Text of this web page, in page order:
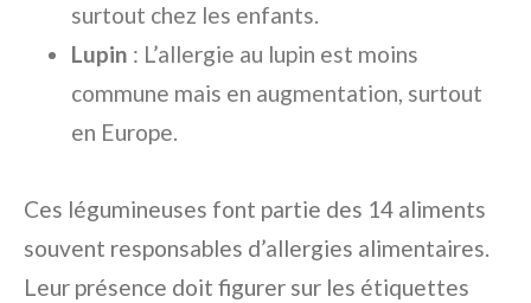
surtout chez les enfants.
Lupin : L’allergie au lupin est moins
commune mais en augmentation, surtout
en Europe.
Ces légumineuses font partie des 14 aliments
souvent responsables d’allergies alimentaires.
Leur présence doit figurer sur les étiquettes